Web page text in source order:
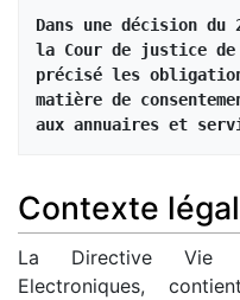
Dans une décision
la Cour de justice de
précisé les
matière de
aux annuaires et
Contexte légal
La Directive Vie
Electroniques,